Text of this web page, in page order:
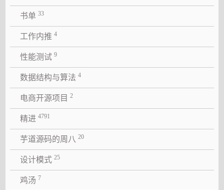
书单 33
工作内推 4
性能测试 9
数据结构与算法 4
电商开源项目 2
精进 4791
芋道源码的周八 20
设计模式 25
鸡汤 7